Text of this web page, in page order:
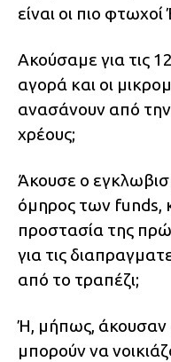
είναι οι πιο φτωχοί
Ακούσαμε για τις
αγορά και οι
ανασάνουν από την
χρέους;
Άκουσε ο
όμηρος των funds,
προστασία της
για τις
από το τραπέζι;
Ή, μήπως, άκουσαν
μπορούν να